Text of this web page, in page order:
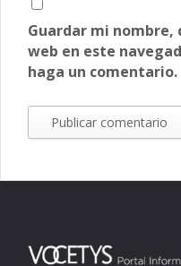
Guardar mi
web en este
haga un comentario.